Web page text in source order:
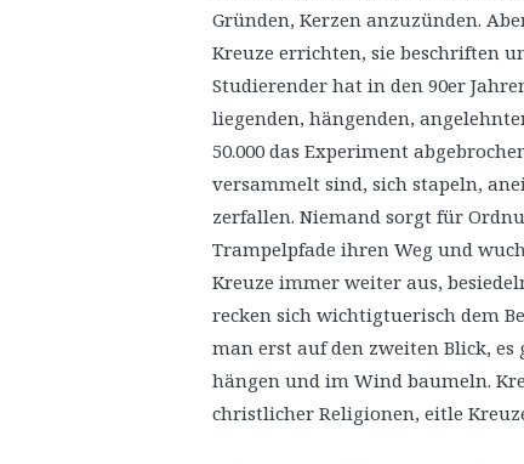
Gründen, Kerzen anzuzünden.
Kreuze errichten, sie beschriften
Studierender hat in den 90er
liegenden, hängenden,
50.000 das Experiment
versammelt sind, sich stapeln,
zerfallen. Niemand sorgt für
Trampelpfade ihren Weg und
Kreuze immer weiter aus,
recken sich wichtigtuerisch dem
man erst auf den zweiten Blick,
hängen und im Wind baumeln.
christlicher Religionen, eitle